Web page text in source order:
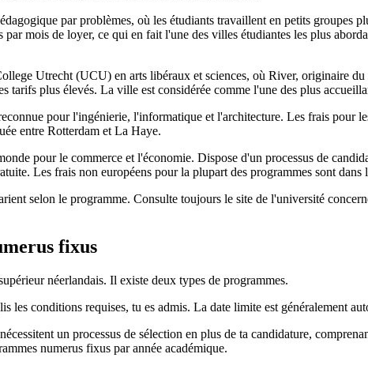
par problèmes, où les étudiants travaillent en petits groupes
mois de loyer, ce qui en fait l'une des villes étudiantes les plus
Utrecht (UCU) en arts libéraux et sciences, où River, originaire du
plus élevés. La ville est considérée comme l'une des plus
pour l'ingénierie, l'informatique et l'architecture. Les frais pour
entre Rotterdam et La Haye.
pour le commerce et l'économie. Dispose d'un processus de
Les frais non européens pour la plupart des programmes sont
selon le programme. Consulte toujours le site de l'université
fixus
néerlandais. Il existe deux types de programmes.
les conditions requises, tu es admis. La date limite est généralement
un processus de sélection en plus de ta candidature,
numerus fixus par année académique.